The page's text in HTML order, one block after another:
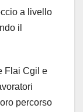
a livello
il
Flai Cgil e
percorso